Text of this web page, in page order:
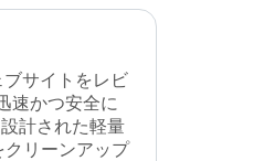
サイトをレビ
速かつ安全に
計された軽量
リーンアップ